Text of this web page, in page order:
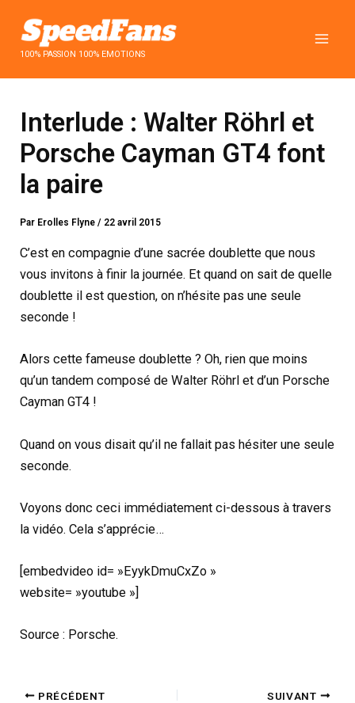
contenu100% PASSION 100% EMOTIONS
Interlude : Walter Röhrl et
Porsche Cayman GT4 font
la paire
Par Erolles Flyne/ 22 avril 2015
C’est en compagnie d’une sacrée doublette que nous
vous invitons à finir la journée. Et quand on sait de quelle
doublette il est question, on n’hésite pas une seule
seconde !
Alors cette fameuse doublette ? Oh, rien que moins
qu’un tandem composé de Walter Röhrl et d’un Porsche
Cayman GT4 !
Quand on vous disait qu’il ne fallait pas hésiter une seule
seconde.
Voyons donc ceci immédiatement ci-dessous à travers
la vidéo. Cela s’apprécie…
[embedvideo id= »EyykDmuCxZo »
website= »youtube »]
Source : Porsche.
PRÉCÉDENT SUIVANT